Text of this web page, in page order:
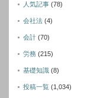
人気記事 (78)
会社法 (4)
会計 (70)
労務 (215)
基礎知識 (8)
投稿一覧 (1,034)